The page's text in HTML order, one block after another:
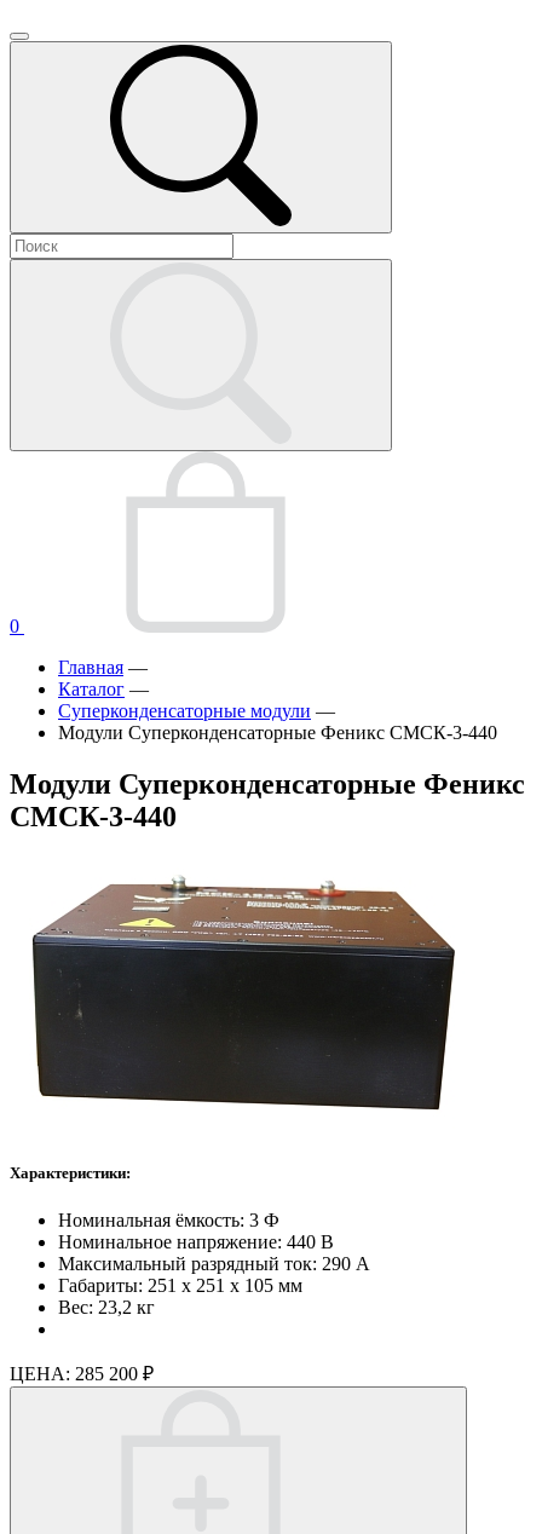
0
Главная —
Каталог —
Суперконденсаторные модули —
Модули Суперконденсаторные Феникс СМСК-3-440
Модули Суперконденсаторные Феникс
СМСК-3-440
Характеристики:
Номинальная ёмкость: 3 Ф
Номинальное напряжение: 440 В
Максимальный разрядный ток: 290 А
Габариты: 251 х 251 х 105 мм
Вес: 23,2 кг
ЦЕНА: 285 200 ₽